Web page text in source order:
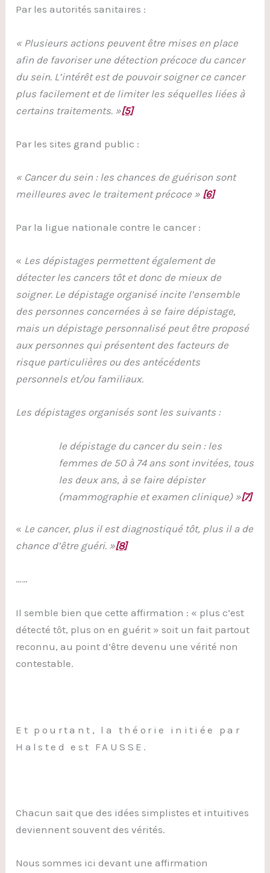
Par les autorités sanitaires :
« Plusieurs actions peuvent être mises en place
afin de favoriser une détection précoce du cancer
du sein. L’intérêt est de pouvoir soigner ce cancer
plus facilement et de limiter les séquelles liées à
certains traitements. »[5]
Par les sites grand public :
« Cancer du sein : les chances de guérison sont
meilleures avec le traitement précoce » [6]
Par la ligue nationale contre le cancer :
« Les dépistages permettent également de
détecter les cancers tôt et donc de mieux de
soigner. Le dépistage organisé incite l’ensemble
des personnes concernées à se faire dépistage,
mais un dépistage personnalisé peut être proposé
aux personnes qui présentent des facteurs de
risque particulières ou des antécédents
personnels et/ou familiaux.
Les dépistages organisés sont les suivants :
le dépistage du cancer du sein : les
femmes de 50 à 74 ans sont invitées, tous
les deux ans, à se faire dépister
(mammographie et examen clinique) »[7]
« Le cancer, plus il est diagnostiqué tôt, plus il a de
chance d’être guéri. »[8]
……
Il semble bien que cette affirmation : « plus c’est
détecté tôt, plus on en guérit » soit un fait partout
reconnu, au point d’être devenu une vérité non
contestable.
Et pourtant, la théorie initiée par
Halsted est FAUSSE.
Chacun sait que des idées simplistes et intuitives
deviennent souvent des vérités.
Nous sommes ici devant une affirmation